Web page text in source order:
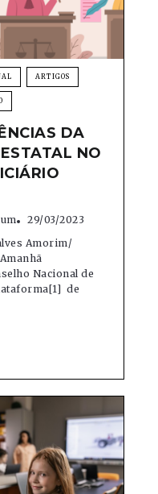
ARTIGOS
DA
NO
29/03/2023
Amorim/
Nacional de
de